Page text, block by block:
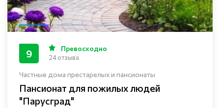
Частные дома престарелых и пансионаты
Пансионат для пожилых людей
"Парусград"
9 Превосходно
24 отзыва